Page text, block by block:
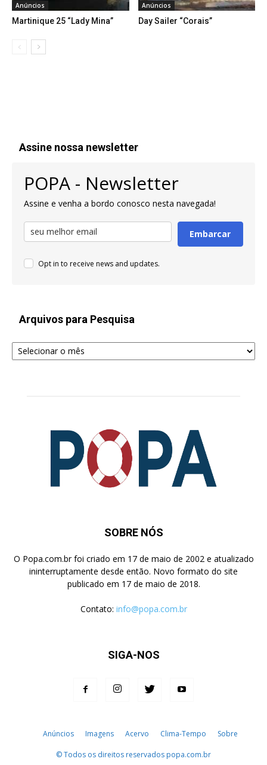
Anúncios
Martinique 25 “Lady Mina”
Anúncios
Day Sailer “Corais”
Assine nossa newsletter
POPA - Newsletter
Assine e venha a bordo conosco nesta navegada!
Embarcar
Opt in to receive news and updates.
Arquivos para Pesquisa
Arquivos
para
SOBRE NÓS
O Popa.com.br foi criado em 17 de maio de 2002 e atualizado
ininterruptamente desde então. Novo formato do site
publicado em 17 de maio de 2018.
Contato: info@popa.com.br
SIGA-NOS
Anúncios Imagens Acervo Clima-Tempo Sobre
© Todos os direitos reservados popa.com.br